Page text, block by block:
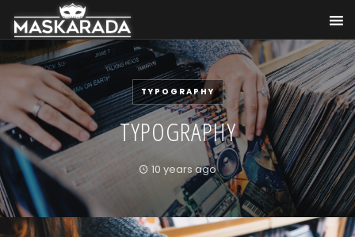
TYPOGRAPHY
TYPOGRAPHY
10 years ago